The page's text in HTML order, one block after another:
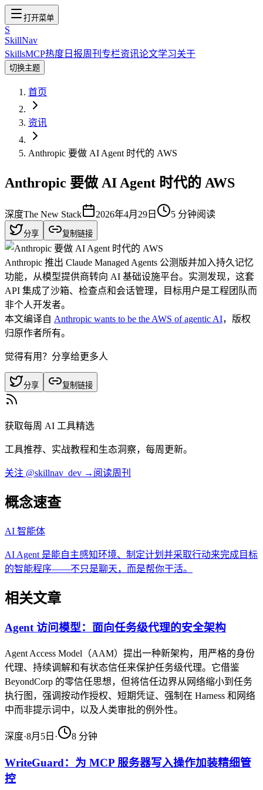
打开菜单
S
SkillNav
SkillsMCP热度 日报周刊 专栏资讯论文学习关于
切换主题
首页
资讯
Anthropic 要做 AI Agent 时代的 AWS
Anthropic 要做 AI Agent 时代的 AWS
深度The New Stack 2026年4月29日 5 分钟阅读
分享 复制链接
Anthropic 推出 Claude Managed Agents 公测版并加入持久记忆
功能，从模型提供商转向 AI 基础设施平台。实测发现，这套
API 集成了沙箱、检查点和会话管理，目标用户是工程团队而
非个人开发者。
本文编译自 Anthropic wants to be the AWS of agentic AI，版权
归原作者所有。
觉得有用？分享给更多人
分享 复制链接
获取每周 AI 工具精选
工具推荐、实战教程和生态洞察，每周更新。
关注 @skillnav_dev → 阅读周刊
概念速查
AI 智能体
AI Agent 是能自主感知环境、制定计划并采取行动来完成目标
的智能程序——不只是聊天，而是帮你干活。
相关文章
Agent 访问模型：面向任务级代理的安全架构
Agent Access Model（AAM）提出一种新架构，用严格的身份
代理、持续调解和有状态信任来保护任务级代理。它借鉴
BeyondCorp 的零信任思想，但将信任边界从网络缩小到任务
执行图，强调按动作授权、短期凭证、强制在 Harness 和网络
中而非提示词中，以及人类审批的例外性。
深度·8月5日 · 8 分钟
WriteGuard：为 MCP 服务器写入操作加装精细管
控